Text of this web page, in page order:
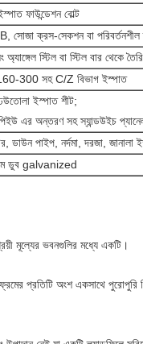
ফাউন্ডেশন বোল্ট
সোজা ক্রস-সেকশন বা
স্টিল বা স্টিল বার থেকে তৈরি
300 সহ C/Z বিভাগ ইস্পাত
ইস্পাত শীট;
এর অন্তরণ সহ স্যান্ডউইচ
ডাউন পাইপ, নর্দমা, দরজা, জানালা
ডুব galvanized
মূল্যের ভবনগুলির মধ্যে একটি।
প্রতিটি অংশ একসাথে পুরোপুরি